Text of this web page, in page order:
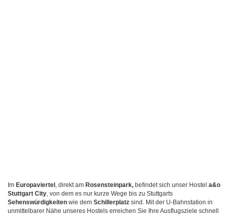
Im Europaviertel, direkt am Rosensteinpark, befindet sich unser Hostel a&o
Stuttgart City, von dem es nur kurze Wege bis zu Stuttgarts
Sehenswürdigkeiten wie dem Schillerplatz sind. Mit der U-Bahnstation in
unmittelbarer Nähe unseres Hostels erreichen Sie Ihre Ausflugsziele schnell